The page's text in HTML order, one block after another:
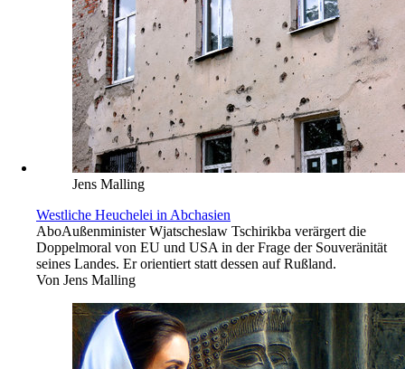
Jens Malling
Westliche Heuchelei in Abchasien
AboAußenminister Wjatscheslaw Tschirikba verärgert die
Doppelmoral von EU und USA in der Frage der Souveränität
seines Landes. Er orientiert statt dessen auf Rußland.
Von Jens Malling